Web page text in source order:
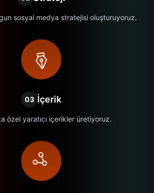
sosyal medya stratejisi oluşturuyoruz.
03 İçerik
özel yaratıcı içerikler üretiyoruz.